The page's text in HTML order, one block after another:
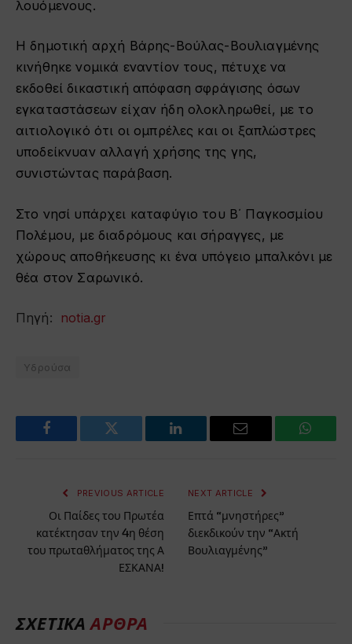
λουόμενους.
Η δημοτική αρχή Βάρης-Βούλας-Βουλιαγμένης
κινήθηκε νομικά εναντίον τους, πέτυχε να
εκδοθεί δικαστική απόφαση σφράγισης όσων
εγκαταστάσεων είχαν ήδη ολοκληρωθεί, με το
αιτιολογικό ότι οι ομπρέλες και οι ξαπλώστρες
υποδείκνυαν αλλαγή χρήσης της γης,
συνιστώντας παράβαση.
Στο νησί υπάρχει καταφύγιο του Β΄ Παγκοσμίου
Πολέμου, με διαδρόμους και σήραγγες, με
χώρους αποθήκευσης κι ένα υπόγειο μπαλκόνι με
θέα στον Σαρωνικό.
Πηγή: notia.gr
Υδρούσα
Facebook Twitter LinkedIn Email
PREVIOUS ARTICLE
Οι Παίδες του Πρωτέα
κατέκτησαν την 4η θέση
του πρωταθλήματος της Α
ΕΣΚΑΝΑ!
NEXT ARTICLE
Επτά “μνηστήρες”
διεκδικούν την “Ακτή
Βουλιαγμένης”
ΣΧΕΤΙΚΆΆΡΘΡΑ